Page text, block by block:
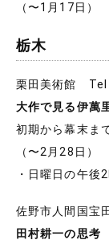
（〜1月17日）
栃木
栗田美術館
大作で見る伊萬
初期から幕末ま
（〜2月28日）
・日曜日の午後
佐野市人間国
田村耕一の思考